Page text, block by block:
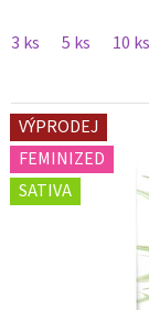
3 ks
5 ks 10 ks
VÝPRODEJ
FEMINIZED
SATIVA